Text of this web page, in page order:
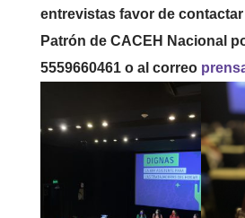
entrevistas favor de
Patrón de CACEH Nacional
5559660461 o al correo